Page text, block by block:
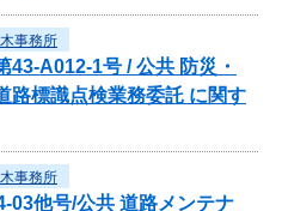
事務所
43-A012-1号 / 公共 防災・
路標識点検業務委託 に関す
事務所
03他号/公共 道路メンテナ